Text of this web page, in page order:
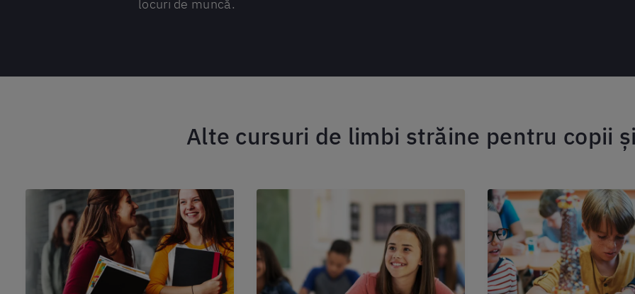
locuri de muncă.
Alte cursuri de limbi străine pentru copii